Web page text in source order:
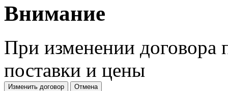
Внимание
При изменении договора
поставки и цены
Изменить договор
Отмена